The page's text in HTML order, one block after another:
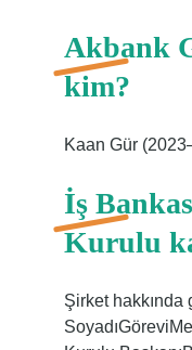
Akbank
kim?
Kaan Gür
İş
Kurulu
Şirket hakkında